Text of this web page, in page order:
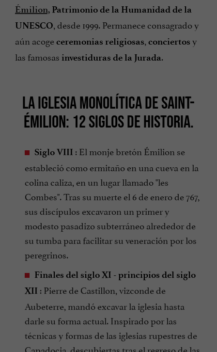
Émilion, Patrimonio de la Humanidad de la
UNESCO, desde 1999. Permanece consagrado y
aún acogeceremonias religiosas, conciertos y
las famosas investiduras de la Jurada.
LA IGLESIA MONOLÍTICA DE SAINT-
ÉMILION: 12 SIGLOS DE HISTORIA.
Siglo VIII : El monje bretón Émilion se
estableció como ermitaño en una cueva en la
colina caliza, en un lugar llamado "les
Combes". Tras su muerte el 6 de enero de 767,
sus discípulos excavaron un primer y
modesto pasadizo subterráneo alrededor de
su tumba para facilitar su veneración por los
peregrinos.
Finales del siglo XI - principios del siglo
XII : Pierre de Castillon, vizconde de
Aubeterre, mandó excavar la iglesia hasta
darle su forma actual. Inspirado por las
técnicas y formas de las iglesias rupestres de
Capadocia, descubiertas tras el regreso de las